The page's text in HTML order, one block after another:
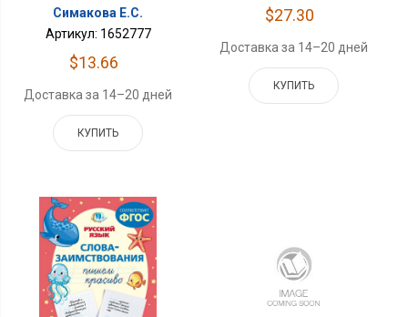
Симакова Е.С.
Артикул: 1652777
$13.66
Доставка за 14–20 дней
КУПИТЬ
$27.30
Доставка за 14–20 дней
КУПИТЬ